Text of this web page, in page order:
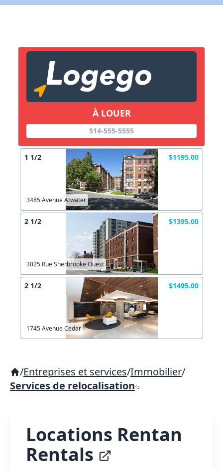
À LOUER
514-555-5555
1 1/2 $1195.00
3485 Avenue Atwater
2 1/2 $1395.00
3025 Rue Sherbrooke Ouest
2 1/2 $1495.00
1745 Avenue Cedar
/Entreprises et services/Immobilier/
Services de relocalisation
Locations Rentan
Rentals
Copier lien
X Fermer Envoyez